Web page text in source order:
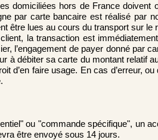
domiciliées hors de France
par carte bancaire est réalisé par
être lues au cours du transport sur le
la transaction est
l’engagement de payer donné par
à débiter sa carte du montant relatif
d’en faire usage. En cas d’erreur,
ou "commande spécifique", un
être envoyé sous 14 jours.